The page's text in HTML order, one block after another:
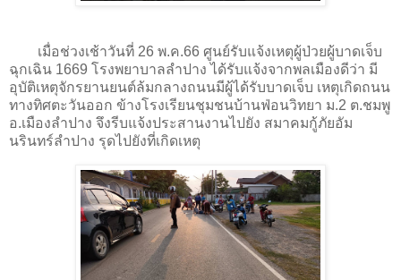
เมื่อช่วงเช้าวันที่ 26 พ.ค.66 ศูนย์รับแจ้งเหตุผู้ป่วยผู้บาดเจ็บ
ฉุกเฉิน 1669 โรงพยาบาลลำปาง ได้รับแจ้งจากพลเมืองดีว่า มี
อุบัติเหตุจักรยานยนต์ล้มกลางถนนมีผู้ได้รับบาดเจ็บ เหตุเกิดถนน
ทางทิศตะวันออก ข้างโรงเรียนชุมชนบ้านฟ่อนวิทยา ม.2 ต.ชมพู
อ.เมืองลำปาง จึงรีบแจ้งประสานงานไปยัง สมาคมกู้ภัยอัม
นรินทร์ลำปาง รุดไปยังที่เกิดเหตุ